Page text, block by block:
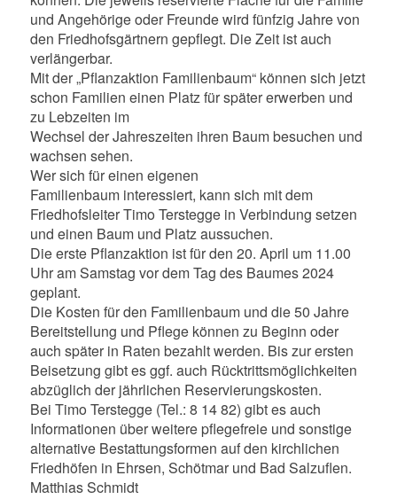
und Angehörige oder Freunde wird fünfzig Jahre von
den Friedhofsgärtnern gepflegt. Die Zeit ist auch
verlängerbar.
Mit der „Pflanzaktion Familienbaum“ können sich jetzt
schon Familien einen Platz für später erwerben und
zu Lebzeiten im
Wechsel der Jahreszeiten ihren Baum besuchen und
wachsen sehen.
Wer sich für einen eigenen
Familienbaum interessiert, kann sich mit dem
Friedhofsleiter Timo Terstegge in Verbindung setzen
und einen Baum und Platz aussuchen.
Die erste Pflanzaktion ist für den 20. April um 11.00
Uhr am Samstag vor dem Tag des Baumes 2024
geplant.
Die Kosten für den Familienbaum und die 50 Jahre
Bereitstellung und Pflege können zu Beginn oder
auch später in Raten bezahlt werden. Bis zur ersten
Beisetzung gibt es ggf. auch Rücktrittsmöglichkeiten
abzüglich der jährlichen Reservierungskosten.
Bei Timo Terstegge (Tel.: 8 14 82) gibt es auch
Informationen über weitere pflegefreie und sonstige
alternative Bestattungsformen auf den kirchlichen
Friedhöfen in Ehrsen, Schötmar und Bad Salzuflen.
Matthias Schmidt